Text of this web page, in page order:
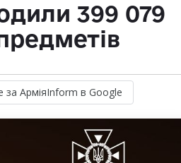
399 079
за АрміяInform в Google